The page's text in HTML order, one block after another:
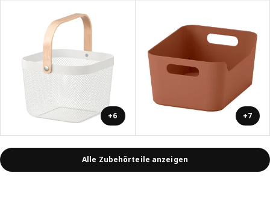
+6 +7
Alle Zubehörteile anzeigen